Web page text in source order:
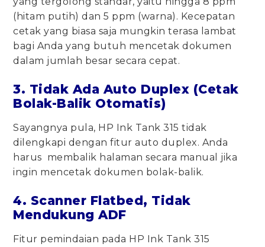
(hitam putih) dan 5 ppm (warna). Kecepatan
cetak yang biasa saja mungkin terasa lambat
bagi Anda yang butuh mencetak dokumen
dalam jumlah besar secara cepat.
3. Tidak Ada Auto Duplex (Cetak
Bolak-Balik Otomatis)
Sayangnya pula, HP Ink Tank 315 tidak
dilengkapi dengan fitur auto duplex. Anda
harus membalik halaman secara manual jika
ingin mencetak dokumen bolak-balik.
4. Scanner Flatbed, Tidak
Mendukung ADF
Fitur pemindaian pada HP Ink Tank 315